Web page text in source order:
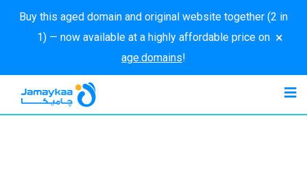
Buy this aged domain and original website together (2 in
1) — now available at a highly affordable price on
age.domains!
×